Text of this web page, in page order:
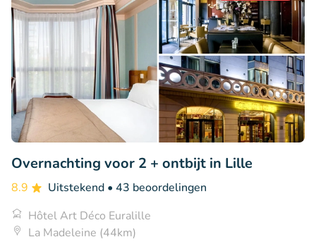
Overnachting voor 2 + ontbijt in Lille
8.9 Uitstekend • 43 beoordelingen
Hôtel Art Déco Euralille
La Madeleine (44km)